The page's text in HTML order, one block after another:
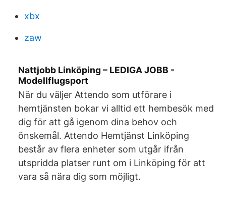
xbx
zaw
Nattjobb Linköping – LEDIGA JOBB -
Modellflugsport
När du väljer Attendo som utförare i
hemtjänsten bokar vi alltid ett hembesök med
dig för att gå igenom dina behov och
önskemål. Attendo Hemtjänst Linköping
består av flera enheter som utgår ifrån
utspridda platser runt om i Linköping för att
vara så nära dig som möjligt.